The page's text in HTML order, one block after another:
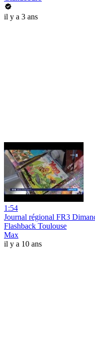
il y a 3 ans
1:54
Journal régional FR3
Flashback Toulouse
Max
il y a 10 ans